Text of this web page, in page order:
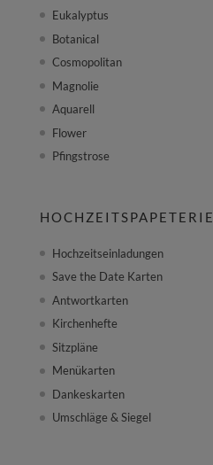
Eukalyptus
Botanical
Cosmopolitan
Magnolie
Aquarell
Flower
Pfingstrose
HOCHZEITSPAPETERIE
Hochzeitseinladungen
Save the Date Karten
Antwortkarten
Kirchenhefte
Sitzpläne
Menükarten
Dankeskarten
Umschläge & Siegel